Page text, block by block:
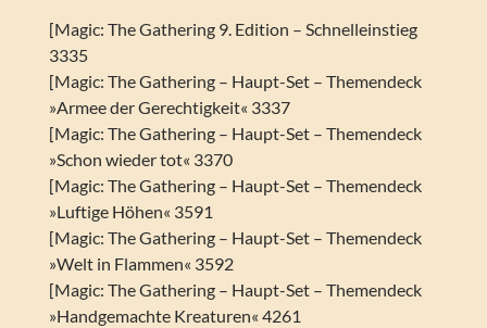
[Magic: The Gathering 9. Edition – Schnelleinstieg
3335
[Magic: The Gathering – Haupt-Set – Themendeck
»Armee der Gerechtigkeit« 3337
[Magic: The Gathering – Haupt-Set – Themendeck
»Schon wieder tot« 3370
[Magic: The Gathering – Haupt-Set – Themendeck
»Luftige Höhen« 3591
[Magic: The Gathering – Haupt-Set – Themendeck
»Welt in Flammen« 3592
[Magic: The Gathering – Haupt-Set – Themendeck
»Handgemachte Kreaturen« 4261